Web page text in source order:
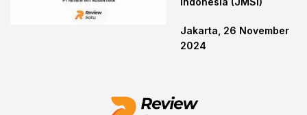
Jakarta, 26 November
2024